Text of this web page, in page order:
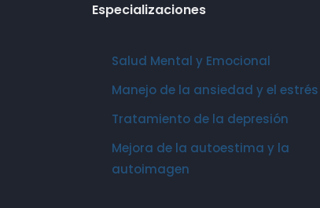
Especializaciones
Salud Mental y Emocional
Manejo de la ansiedad y el estrés
Tratamiento de la depresión
Mejora de la autoestima y la
autoimagen